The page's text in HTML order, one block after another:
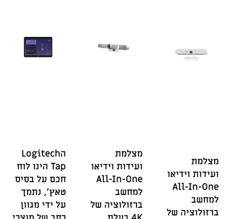
מצלמת
ועידות וידיאו
All-In-One
למחשב
ברזולוציה של
מצלמת
ועידות וידיאו
All-In-One
למחשב
ברזולוציה של
הLogitech
Tap הינו לוח
חכם על בסיס
טאץ', נתמך
על ידי מגוון